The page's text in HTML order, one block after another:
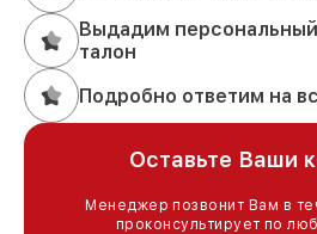
Выдадим
талон
Подробно ответим на
Оставьте Ваши
Менеджер позвонит Вам в
проконсультирует по